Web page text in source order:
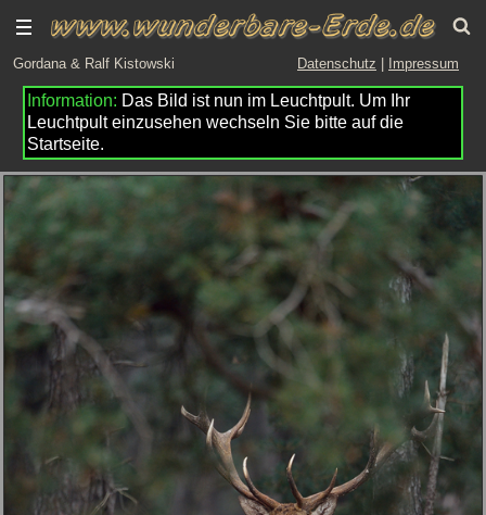
Gordana & Ralf Kistowski Datenschutz Impressum
Das Bild ist nun im Leuchtpult. Um Ihr
Leuchtpult einzusehen wechseln Sie bitte auf die
Startseite.